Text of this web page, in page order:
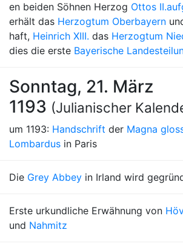
en beiden Söhnen Herzog Ottos II.
erhält das Herzogtum Oberbayern
haft, Heinrich XIII. das Herzogtum
dies die erste Bayerische
Sonntag, 21. März
1193 (Julianischer
um 1193: Handschrift der Magna
Lombardus in Paris
Die Grey Abbey in Irland wird
Erste urkundliche Erwähnung von
und Nahmitz